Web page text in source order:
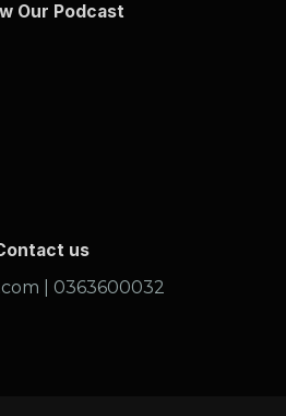
Our Podcast
us
| 0363600032